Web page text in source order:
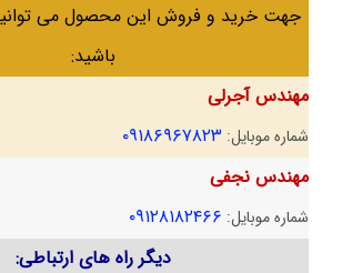
جهت خرید و فروش این محصول می توانید
باشید:
مهندس آجرلی
شماره موبایل: ۰۹۱۸۶۹۶۷۸۲۳
مهندس نجفی
شماره موبایل: ۰۹۱۲۸۱۸۲۴۶۶
دیگر راه های ارتباطی: